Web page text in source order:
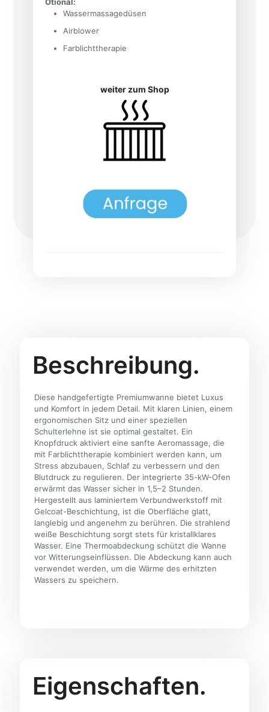
Wassermassagedüsen
Airblower
Farblichttherapie
weiter zum Shop
Beschreibung.
Diese handgefertigte Premiumwanne bietet Luxus
und Komfort in jedem Detail. Mit klaren Linien, einem
ergonomischen Sitz und einer speziellen
Schulterlehne ist sie optimal gestaltet. Ein
Knopfdruck aktiviert eine sanfte Aeromassage, die
mit Farblichttherapie kombiniert werden kann, um
Stress abzubauen, Schlaf zu verbessern und den
Blutdruck zu regulieren. Der integrierte 35-kW-Ofen
erwärmt das Wasser sicher in 1,5–2 Stunden.
Hergestellt aus laminiertem Verbundwerkstoff mit
Gelcoat-Beschichtung, ist die Oberfläche glatt,
langlebig und angenehm zu berühren. Die strahlend
weiße Beschichtung sorgt stets für kristallklares
Wasser. Eine Thermoabdeckung schützt die Wanne
vor Witterungseinflüssen. Die Abdeckung kann auch
verwendet werden, um die Wärme des erhitzten
Wassers zu speichern.
Eigenschaften.